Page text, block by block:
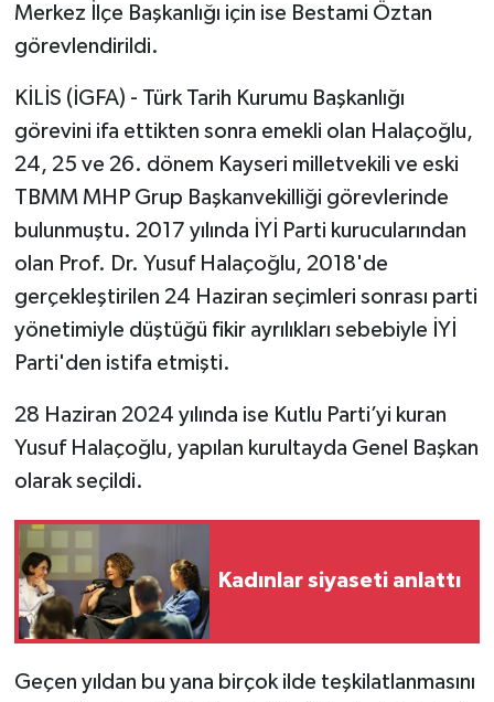
Merkez İlçe Başkanlığı için ise Bestami Öztan
görevlendirildi.
KİLİS (İGFA) - Türk Tarih Kurumu Başkanlığı
görevini ifa ettikten sonra emekli olan Halaçoğlu,
24, 25 ve 26. dönem Kayseri milletvekili ve eski
TBMM MHP Grup Başkanvekilliği görevlerinde
bulunmuştu. 2017 yılında İYİ Parti kurucularından
olan Prof. Dr. Yusuf Halaçoğlu, 2018'de
gerçekleştirilen 24 Haziran seçimleri sonrası parti
yönetimiyle düştüğü fikir ayrılıkları sebebiyle İYİ
Parti'den istifa etmişti.
28 Haziran 2024 yılında ise Kutlu Parti’yi kuran
Yusuf Halaçoğlu, yapılan kurultayda Genel Başkan
olarak seçildi.
Kadınlar siyaseti anlattı
Geçen yıldan bu yana birçok ilde teşkilatlanmasını
POLİTİKA
SAĞLIK
SPOR
TEKNOLOJİ
YAŞAM